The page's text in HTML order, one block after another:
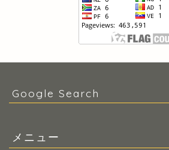
Google Search
メニュー